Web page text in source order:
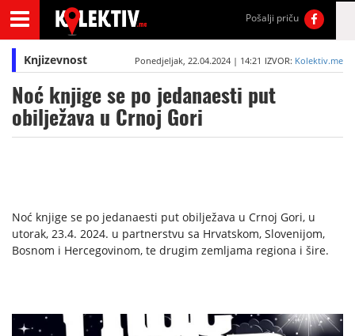
Pošalji priču
Knjizevnost Ponedjeljak, 22.04.2024 | 14:21 IZVOR: Kolektiv.me
Noć knjige se po jedanaesti put
obilježava u Crnoj Gori
Noć knjige se po jedanaesti put obilježava u Crnoj Gori, u
utorak, 23.4. 2024. u partnerstvu sa Hrvatskom, Slovenijom,
Bosnom i Hercegovinom, te drugim zemljama regiona i šire.